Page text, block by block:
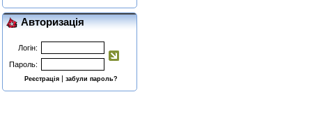
Авторизація
Логін:
Пароль:
Реєстрація |забули пароль?